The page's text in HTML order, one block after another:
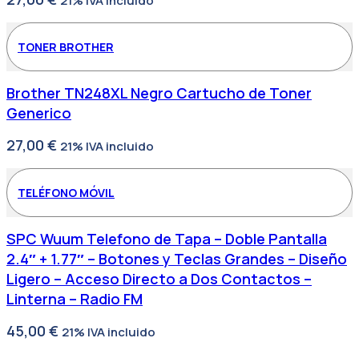
TONER BROTHER
Brother TN248XL Negro Cartucho de Toner
Generico
27,00 € 21% IVA incluido
TELÉFONO MÓVIL
SPC Wuum Telefono de Tapa – Doble Pantalla
2.4″ + 1.77″ – Botones y Teclas Grandes – Diseño
Ligero – Acceso Directo a Dos Contactos –
Linterna – Radio FM
45,00 € 21% IVA incluido